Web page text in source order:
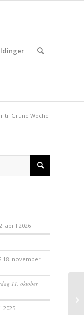
til Grüne Woche
april 2026
18. november
11. oktober
2025